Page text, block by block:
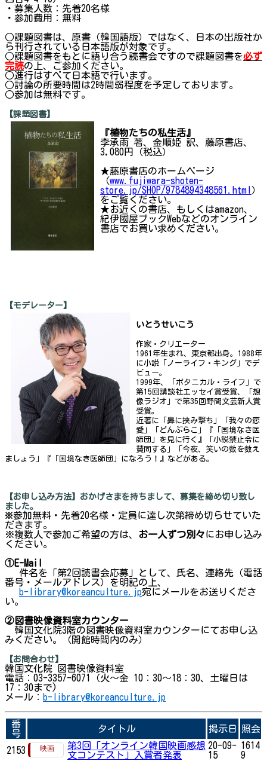
・募集人数：先着20名様
・参加費用：無料
○課題図書は、原書（韓国語版）ではなく、日本の出版社か
ら刊行されている日本語版が対象です。
○課題図書をもとに語り合う読書会ですので課題図書を必ず
完読の上、ご参加ください。
○進行はすべて日本語で行います。
○討論の所要時間は2時間弱程度を予定しております。
○参加は無料です。
【課題図書】
『植物たちの私生活』
李承雨 著、金順姫 訳、藤原書店、
3,080円（税込）
★藤原書店のホームページ
（www.fujiwara-shoten-
store.jp/SHOP/9784894348561.html ）
をご覧ください。
★お近くの書店、もしくはamazon、
紀伊國屋ブックWebなどのオンライン
書店でお買い求めください。
【モデレーター】
いとうせいこう
作家・クリエーター
1961年生まれ、東京都出身。1988年
に小説「ノーライフ・キング」でデ
ビュー。
1999年、「ボタニカル・ライフ」で
第15回講談社エッセイ賞受賞、「想
像ラジオ」で第35回野間文芸新人賞
受賞。
近著に「鼻に挟み撃ち」「我々の恋
愛」「どんぶらこ」『「国境なき医
師団」を見に行く』「小説禁止令に
賛同する」「今夜、笑いの数を数え
ましょう」『「国境なき医師団」になろう！』などがある。
【お申し込み方法】おかげさまを持ちまして、募集を締め切り致し
ました。
※参加無料・先着20名様・定員に達し次第締め切らせていた
だきます。
※複数人で参加ご希望の方は、 お一人ずつ別々にお申し込み
ください。
①E-Mail
件名を「第2回読書会応募」として、氏名、連絡先（電話
番号・メールアドレス）を明記の上、
b-library@koreanculture.jp宛にメールをお送りくださ
い。
②図書映像資料室カウンター
韓国文化院3階の図書映像資料室カウンターにてお申し込
みください。（開館時間内のみ）
【お問合わせ】
韓国文化院 図書映像資料室
電話：03-3357-6071（火～金 10：30～18：30、土曜日は
17：30まで)
メール： b-library@koreanculture.jp
番
号
タイトル 掲示日 照会
2153
第3回「オンライン韓国映画感想
文コンテスト」入賞者発表
20-09-
15
1614
9